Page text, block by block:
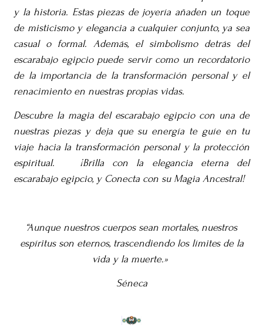
y la historia. Estas piezas de joyería añaden un toque
de misticismo y elegancia a cualquier conjunto, ya sea
casual o formal. Además, el simbolismo detrás del
escarabajo egipcio puede servir como un recordatorio
de la importancia de la transformación personal y el
renacimiento en nuestras propias vidas.
Descubre la magia del escarabajo egipcio con una de
nuestras piezas y deja que su energía te guíe en tu
viaje hacia la transformación personal y la protección
espiritual.
¡Brilla con la elegancia eterna del
escarabajo egipcio, y Conecta con su Magia Ancestral!
“Aunque nuestros cuerpos sean mortales, nuestros
espíritus son eternos, trascendiendo los límites de la
vida y la muerte.»
Séneca